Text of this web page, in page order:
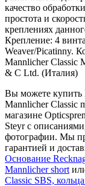
качество
простота и
креплениях
Крепление: 4
Weaver/Picatinny.
Mannlicher Classic
& C Ltd. (Италия)
Вы можете купить
Mannlicher Classic
магазине
Steyr с
фотографии. Мы
гарантией и
Основание
Mannlicher short
Classic SBS,